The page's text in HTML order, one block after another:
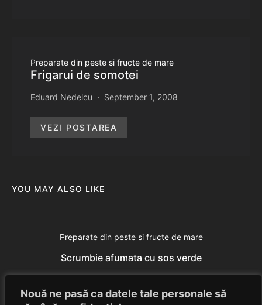
Nouă ne pasă ca datele tale personale să
Preparate din peste si fructe de mare
Frigarui de somotei
Eduard Nedelcu September 1, 2008
VEZI POSTAREA
YOU MAY ALSO LIKE
Preparate din peste si fructe de mare
Scrumbie afumata cu sos verde
Eduard Nedelcu June 23, 2014